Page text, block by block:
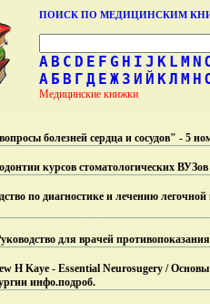
ПОИСК ПО МЕДИЦИНСКИМ
A B C D E F G H I J K L M N
А Б В Г Д Е Ж З И Й КЛ М Н
Медицинские книжки
болезней сердца и сосудов" - 5
курсов стоматологических
по диагностике и лечению
для врачей
H Kaye - Essential Neurosugery /
инфо.подроб.